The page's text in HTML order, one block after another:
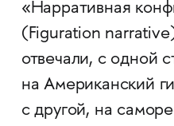
«Нарративная
(Figuration
отвечали, с одной
на Американский
с другой, на